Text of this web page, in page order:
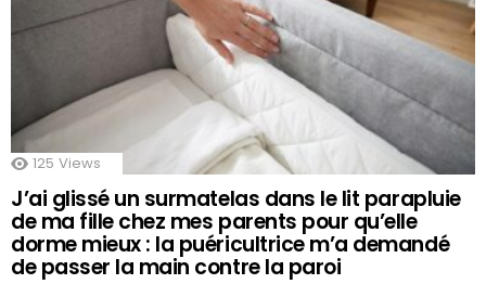
125 Views
J’ai glissé un surmatelas dans le lit parapluie
de ma fille chez mes parents pour qu’elle
dorme mieux : la puéricultrice m’a demandé
de passer la main contre la paroi